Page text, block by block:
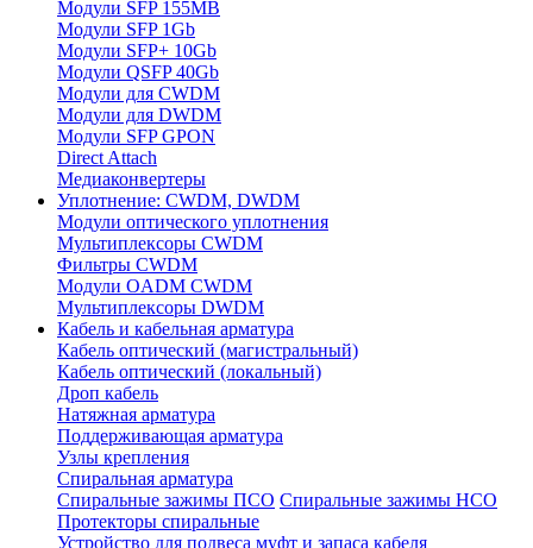
Модули SFP 155MB
Модули SFP 1Gb
Модули SFP+ 10Gb
Модули QSFP 40Gb
Модули для CWDM
Модули для DWDM
Модули SFP GPON
Direct Attach
Медиаконвертеры
Уплотнение: CWDM, DWDM
Модули оптического уплотнения
Мультиплексоры CWDM
Фильтры CWDM
Модули OADM CWDM
Мультиплексоры DWDM
Кабель и кабельная арматура
Кабель оптический (магистральный)
Кабель оптический (локальный)
Дроп кабель
Натяжная арматура
Поддерживающая арматура
Узлы крепления
Спиральная арматура
Спиральные зажимы ПСО Спиральные зажимы НСО
Протекторы спиральные
Устройство для подвеса муфт и запаса кабеля